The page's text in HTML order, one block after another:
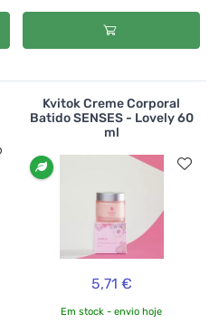
Kvitok Creme Corporal
Batido SENSES - Lovely 60
ml
5,71 €
Em stock - envio hoje